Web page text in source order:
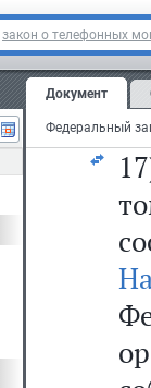
закон о телефонных
Документ